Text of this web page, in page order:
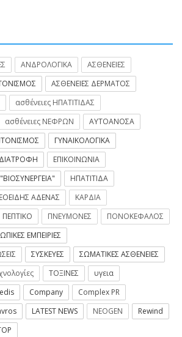
ΑΝΔΡΟΛΟΓΙΚΑ
ΑΣΘΕΝΕΙΕΣ
ΑΣΘΕΝΕΙΕΣ ΔΕΡΜΑΤΟΣ
ασθένειες ΗΠΑΤΙΤΙΔΑΣ
ασθένειες ΝΕΦΡΩΝ
ΑΥΤΟΑΝΟΣΑ
ΓΥΝΑΙΚΟΛΟΓΙΚΑ
ΔΙΑΤΡΟΦΗ
ΕΠΙΚΟΙΝΩΝΙΑ
ΗΠΑΤΙΤΙΔΑ
ΑΔΕΝΑΣ
ΚΑΡΔΙΑ
ΠΕΠΤΙΚΟ ΠΝΕΥΜΟΝΕΣ
ΠΟΝΟΚΕΦΑΛΟΣ
ΕΜΠΕΙΡΙΕΣ
ΣΥΣΚΕΥΕΣ
ΣΩΜΑΤΙΚΕΣ ΑΣΘΕΝΕΙΕΣ
ΤΟΞΙΝΕΣ
υγεια
Company
Complex PR
LATEST NEWS NEOGEN
Rewind